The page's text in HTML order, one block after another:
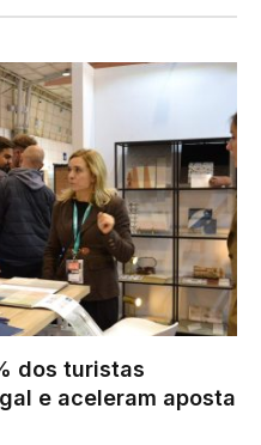
dos turistas
e aceleram aposta